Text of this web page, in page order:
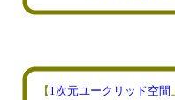
【 1次元ユークリッド空間